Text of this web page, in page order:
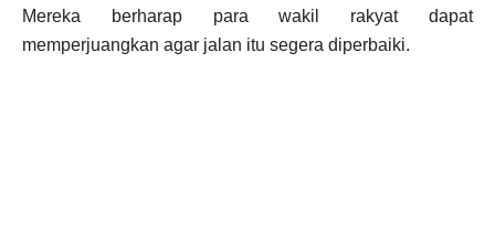
Mereka berharap para wakil rakyat dapat
memperjuangkan agar jalan itu segera diperbaiki.